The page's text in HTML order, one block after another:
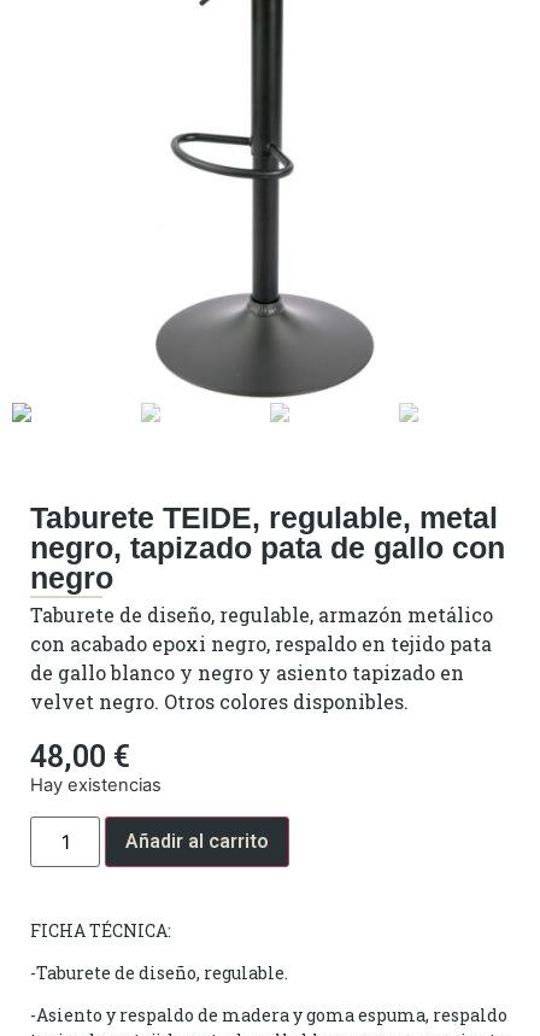
Taburete TEIDE, regulable, metal
negro, tapizado pata de gallo con
negro
Taburete de diseño, regulable, armazón metálico
con acabado epoxi negro, respaldo en tejido pata
de gallo blanco y negro y asiento tapizado en
velvet negro. Otros colores disponibles.
48,00 €
Hay existencias
Añadir al carrito
FICHA TÉCNICA:
-Taburete de diseño, regulable.
-Asiento y respaldo de madera y goma espuma, respaldo